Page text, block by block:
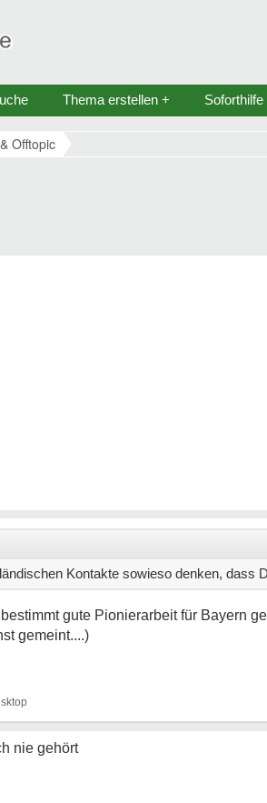
Thema erstellen + Soforthilfe
Offtopic
Kontakte sowieso denken, dass
gute Pionierarbeit für Bayern
gemeint....)
nie gehört